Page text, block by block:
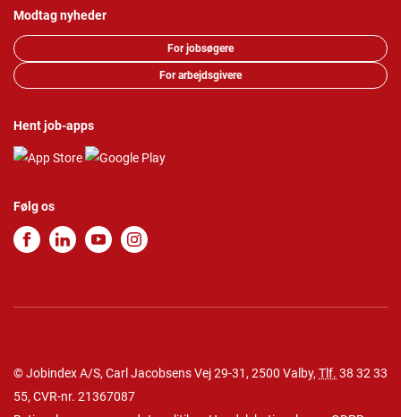
Modtag nyheder
For jobsøgere
For arbejdsgivere
Hent job-apps
Følg os
© Jobindex A/S, Carl Jacobsens Vej 29-31, 2500 Valby, Tlf. 38 32 33
55, CVR-nr. 21367087